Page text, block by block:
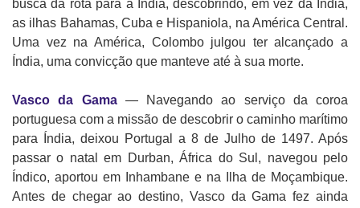
busca da rota para a Índia, descobrindo, em vez da Índia,
as ilhas Bahamas, Cuba e Hispaniola, na América Central.
Uma vez na América, Colombo julgou ter alcançado a
Índia, uma convicção que manteve até à sua morte.
Vasco da Gama— Navegando ao serviço da coroa
portuguesa com a missão de descobrir o caminho marítimo
para Índia, deixou Portugal a 8 de Julho de 1497. Após
passar o natal em Durban, África do Sul, navegou pelo
Índico, aportou em Inhambane e na Ilha de Moçambique.
Antes de chegar ao destino, Vasco da Gama fez ainda